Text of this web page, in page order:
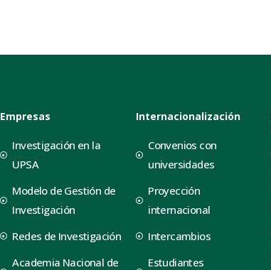
Empresas
Investigación en la
UPSA
Modelo de Gestión de
Investigación
Redes de Investigación
Academia Nacional de
Internacionalización
Convenios con
universidades
Proyección
internacional
Intercambios
Estudiantes